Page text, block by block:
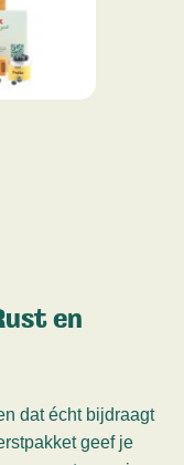
en
dat écht bijdraagt
geef je